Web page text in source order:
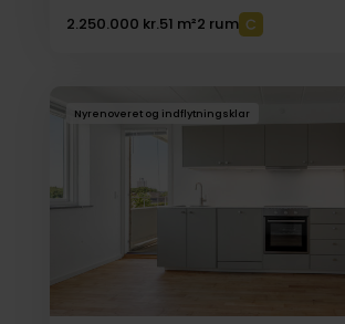
2.250.000 kr.51 m²2 rum
Nyrenoveret og indflytningsklar